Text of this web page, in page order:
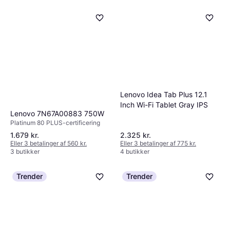
Lenovo 7N67A00883 750W
Platinum 80 PLUS-certificering
1.679 kr.
Eller 3 betalinger af 560 kr.
3 butikker
Lenovo Idea Tab Plus 12.1
Inch Wi-Fi Tablet Gray IPS
2.325 kr.
Eller 3 betalinger af 775 kr.
4 butikker
Trender Trender